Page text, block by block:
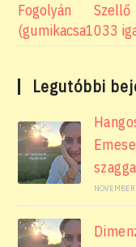
Fogolyán Szellő
(gumikacsa1033
Legutóbbi